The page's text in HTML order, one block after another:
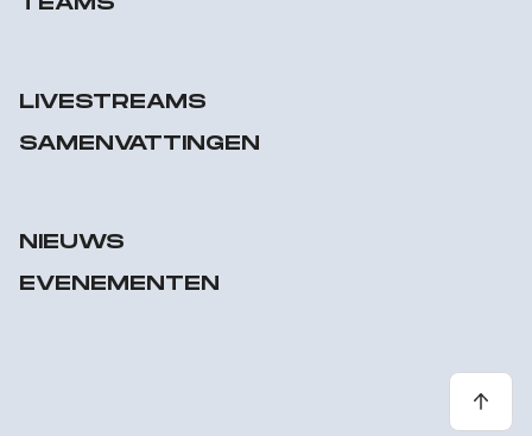
LIVESTREAMS
SAMENVATTINGEN
NIEUWS
EVENEMENTEN